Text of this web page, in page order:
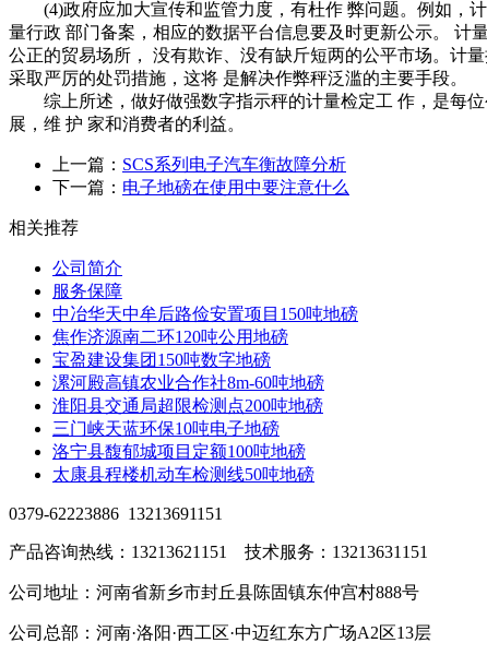
(4)政府应加大宣传和监管力度，有杜作 弊问题。例如，计
量行政 部门备案，相应的数据平台信息要及时更新公示。 计
公正的贸易场所， 没有欺诈、没有缺斤短两的公平市场。计
采取严厉的处罚措施，这将 是解决作弊秤泛滥的主要手段。
综上所述，做好做强数字指示秤的计量检定工 作，是每位
展，维 护 家和消费者的利益。
上一篇： SCS系列电子汽车衡故障分析
下一篇： 电子地磅在使用中要注意什么
相关推荐
公司简介
服务保障
中冶华天中牟后路俭安置项目150吨地磅
焦作济源南二环120吨公用地磅
宝盈建设集团150吨数字地磅
漯河殿高镇农业合作社8m-60吨地磅
淮阳县交通局超限检测点200吨地磅
三门峡天蓝环保10吨电子地磅
洛宁县馥郁城项目定额100吨地磅
太康县程楼机动车检测线50吨地磅
0379-62223886 13213691151
产品咨询热线：13213621151 技术服务：13213631151
公司地址：河南省新乡市封丘县陈固镇东仲宫村888号
公司总部：河南·洛阳·西工区·中迈红东方广场A2区13层